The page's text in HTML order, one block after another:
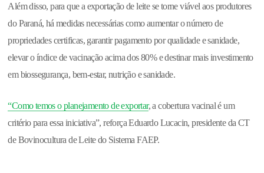
Além disso, para que a exportação de leite se torne viável aos produtores
do Paraná, há medidas necessárias como aumentar o número de
propriedades certificas, garantir pagamento por qualidade e sanidade,
elevar o índice de vacinação acima dos 80% e destinar mais investimento
em biossegurança, bem-estar, nutrição e sanidade.
“Como temos o planejamento de exportar, a cobertura vacinal é um
critério para essa iniciativa”, reforça Eduardo Lucacin, presidente da CT
de Bovinocultura de Leite do Sistema FAEP.